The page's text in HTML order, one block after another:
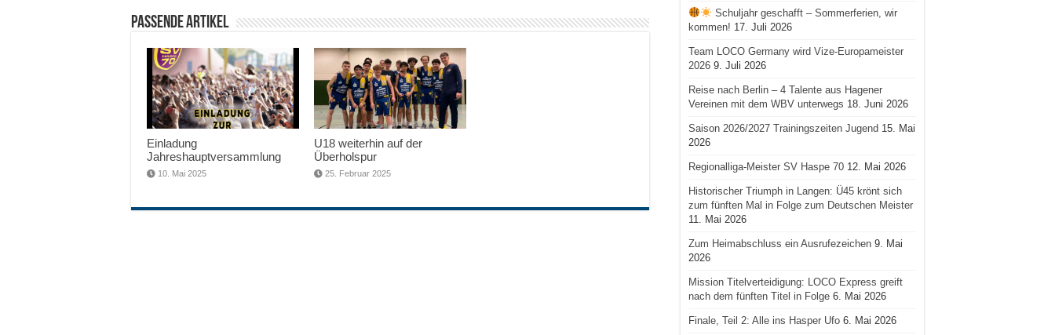
Passende Artikel
Einladung
Jahreshauptversammlung
10. Mai 2025
U18 weiterhin auf der
Überholspur
25. Februar 2025
Schuljahr geschafft – Sommerferien, wir
kommen! 17. Juli 2026
Team LOCO Germany wird Vize-Europameister
2026 9. Juli 2026
Reise nach Berlin – 4 Talente aus Hagener
Vereinen mit dem WBV unterwegs 18. Juni 2026
Saison 2026/2027 Trainingszeiten Jugend 15. Mai
2026
Regionalliga-Meister SV Haspe 70 12. Mai 2026
Historischer Triumph in Langen: Ü45 krönt sich
zum fünften Mal in Folge zum Deutschen Meister
11. Mai 2026
Zum Heimabschluss ein Ausrufezeichen 9. Mai
2026
Mission Titelverteidigung: LOCO Express greift
nach dem fünften Titel in Folge 6. Mai 2026
Finale, Teil 2: Alle ins Hasper Ufo 6. Mai 2026